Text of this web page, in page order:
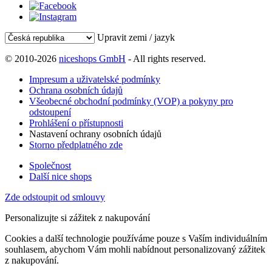
Upravit zemi / jazyk
© 2010-2026 niceshops GmbH - All rights reserved.
Impresum a uživatelské podmínky
Ochrana osobních údajů
Všeobecné obchodní podmínky (VOP) a pokyny pro
odstoupení
Prohlášení o přístupnosti
Nastavení ochrany osobních údajů
Storno předplatného zde
Společnost
Další nice shops
Zde odstoupit od smlouvy
Personalizujte si zážitek z nakupování
Cookies a další technologie používáme pouze s Vaším individuálním
souhlasem, abychom Vám mohli nabídnout personalizovaný zážitek
z nakupování.